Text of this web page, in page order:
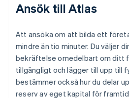
Ansök till Atlas
Att ansöka om att bilda ett
mindre än tio minuter. Du väljer
bekräftelse omedelbart om ditt
tillgängligt och lägger till upp till
bestämmer också hur du delar
reserv av eget kapital för